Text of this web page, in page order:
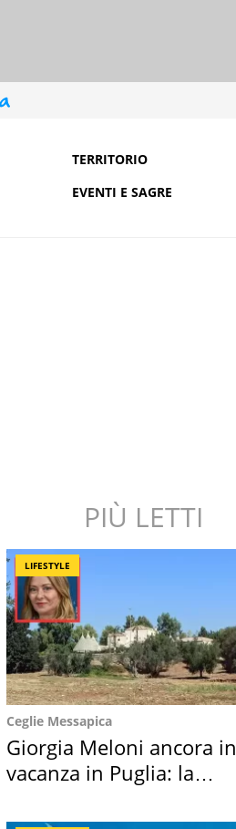
TERRITORIO
EVENTI E SAGRE
PIÙ LETTI
LIFESTYLE
Ceglie Messapica
Giorgia Meloni ancora in
vacanza in Puglia: la